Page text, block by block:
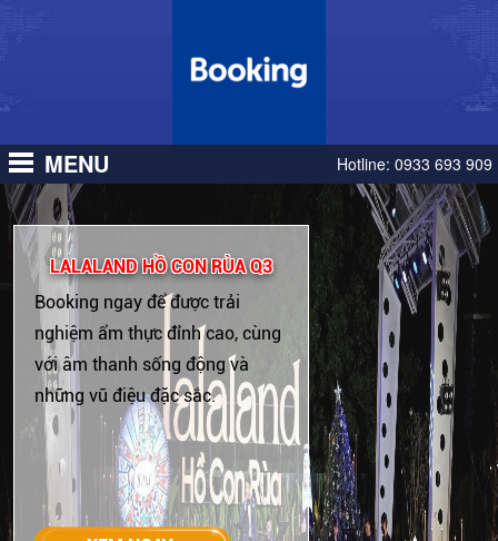
MENU Hotline: 0933 693 909
LALALAND HỒ CON RÙA Q3
Booking ngay để được trải
nghiệm ẩm thực đỉnh cao, cùng
với âm thanh sống động và
những vũ điệu đặc sắc.